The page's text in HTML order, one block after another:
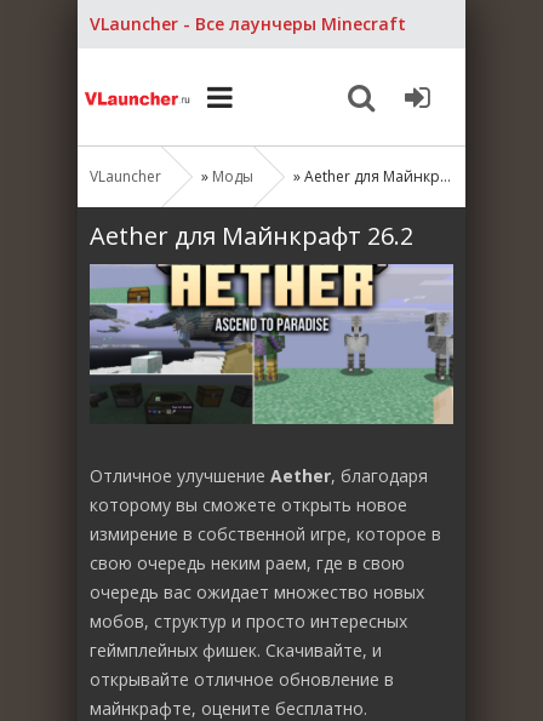
VLauncher - Все лаунчеры Minecraft
VLauncher » Моды » Aether для Майнкрафт 26.2
Aether для Майнкрафт 26.2
Отличное улучшение Aether, благодаря
которому вы сможете открыть новое
измирение в собственной игре, которое в
свою очередь неким раем, где в свою
очередь вас ожидает множество новых
мобов, структур и просто интересных
геймплейных фишек. Скачивайте, и
открывайте отличное обновление в
майнкрафте, оцените бесплатно.